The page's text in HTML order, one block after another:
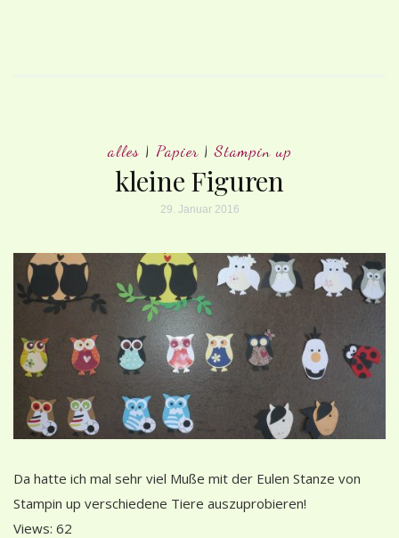
alles| Papier|Stampin up
kleine Figuren
29. Januar 2016
Da hatte ich mal sehr viel Muße mit der Eulen Stanze von
Stampin up verschiedene Tiere auszuprobieren!
Views: 62